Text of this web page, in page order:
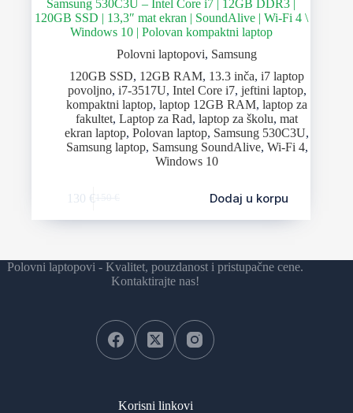
Samsung 530C3U – Intel Core i7 | 12GB DDR3 |
120GB SSD | 13,3″ mat ekran | SoundAlive | Wi-Fi 4 \
Windows 10 | Polovan kompaktni laptop
Polovni laptopovi, Samsung
120GB SSD, 12GB RAM, 13.3 inča,i7 laptop
povoljno, i7-3517U, Intel Core i7, jeftini laptop,
kompaktni laptop,laptop 12GB RAM,laptop za
fakultet,Laptop za Rad,laptop za školu,mat
ekran laptop,Polovan laptop, Samsung 530C3U,
Samsung laptop, Samsung SoundAlive, Wi-Fi 4,
Windows 10
130 € Dodaj u korpu
Polovni laptopovi - Kvalitet, pouzdanost i pristupačne cene.
Kontaktirajte nas!
Korisni linkovi